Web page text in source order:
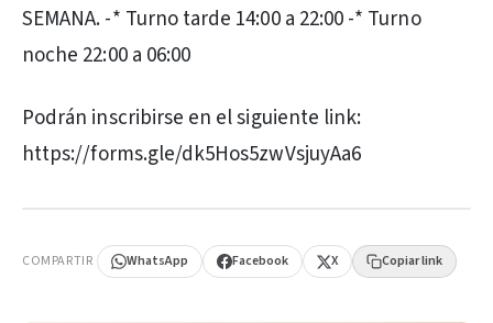
SEMANA. -* Turno tarde 14:00 a 22:00 -* Turno
noche 22:00 a 06:00
Podrán inscribirse en el siguiente link:
https://forms.gle/dk5Hos5zwVsjuyAa6
COMPARTIR WhatsApp Facebook X Copiar link